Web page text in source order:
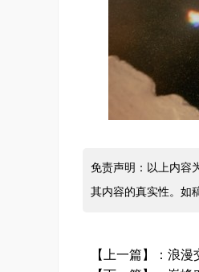
免责声明：以上内容
其内容的真实性。如
【上一篇】： 浪漫